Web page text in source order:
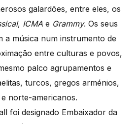
galardões, entre eles, os
, ICMA e Grammy. Os seus
a música num instrumento de
entre culturas e povos,
palco agrupamentos e
turcos, gregos arménios,
norte-americanos.
foi designado Embaixador da